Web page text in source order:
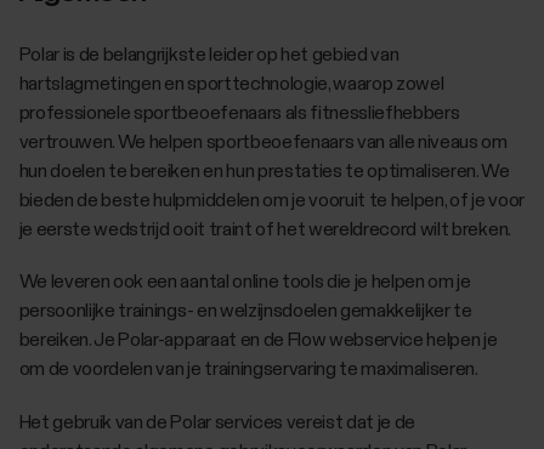
Polar is de belangrijkste leider op het gebied van
hartslagmetingen en sporttechnologie, waarop zowel
professionele sportbeoefenaars als fitnessliefhebbers
vertrouwen. We helpen sportbeoefenaars van alle niveaus om
hun doelen te bereiken en hun prestaties te optimaliseren. We
bieden de beste hulpmiddelen om je vooruit te helpen, of je voor
je eerste wedstrijd ooit traint of het wereldrecord wilt breken.
We leveren ook een aantal online tools die je helpen om je
persoonlijke trainings- en welzijnsdoelen gemakkelijker te
bereiken. Je Polar-apparaat en de Flow webservice helpen je
om de voordelen van je trainingservaring te maximaliseren.
Het gebruik van de Polar services vereist dat je de